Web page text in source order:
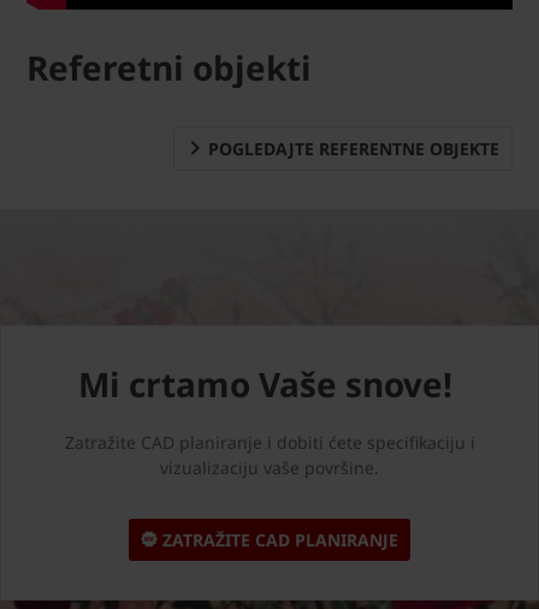
Referetni objekti
POGLEDAJTE REFERENTNE OBJEKTE
Mi crtamo Vaše snove!
Zatražite CAD planiranje i dobiti ćete specifikaciju i
vizualizaciju vaše površine.
ZATRAŽITE CAD PLANIRANJE